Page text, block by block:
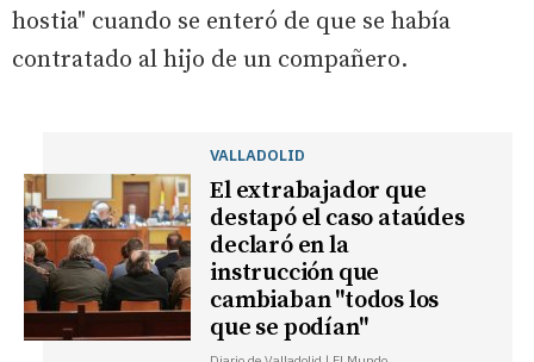
hostia" cuando se enteró de que se había
contratado al hijo de un compañero.
VALLADOLID
El extrabajador que
destapó el caso ataúdes
declaró en la
instrucción que
cambiaban "todos los
que se podían"